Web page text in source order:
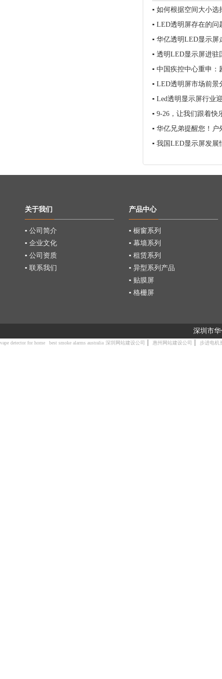
▪如何根据空间大小选
▪LED透明屏存在的问
▪华亿透明LED显示屏
▪透明LED显示屏进驻
▪中国疾控中心重申：
▪LED透明屏市场前景
▪Led透明显示屏行业
▪9-26，让我们跟着快
▪华亿兄弟提醒您！户
▪我国LED显示屏发展
关于我们
▪ 公司简介
▪ 企业文化
▪ 公司资质
▪ 联系我们
产品中心
▪ 橱窗系列
▪ 幕墙系列
▪ 租赁系列
▪ 异型系列产品
▪ 贴膜屏
▪ 格栅屏
深圳市
vape detector for home best smoke alarms australia 深圳网站建设公司 | 惠州网站建设公司 | 步进电机